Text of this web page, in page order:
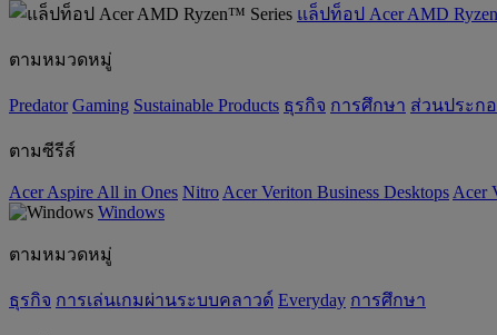
แล็ปท็อป Acer AMD
ตามหมวดหมู่
Predator Gaming ‌Sustainable Products ธุรกิจ การศึกษา ส่วนประก
ตามซีรีส์
Acer Aspire All in Ones Nitro Acer Veriton Business Desktops Acer
Windows
ตามหมวดหมู่
ธุรกิจ การเล่นเกมผ่านระบบคลาวด์ Everyday การศึกษา